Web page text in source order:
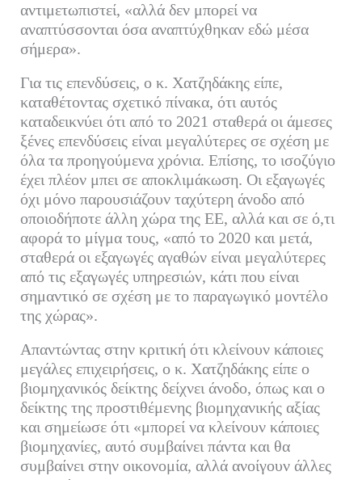
αντιμετωπιστεί, «αλλά δεν μπορεί να
αναπτύσσονται όσα αναπτύχθηκαν εδώ μέσα
σήμερα».
Για τις επενδύσεις, ο κ. Χατζηδάκης είπε,
καταθέτοντας σχετικό πίνακα, ότι αυτός
καταδεικνύει ότι από το 2021 σταθερά οι άμεσες
ξένες επενδύσεις είναι μεγαλύτερες σε σχέση με
όλα τα προηγούμενα χρόνια. Επίσης, το ισοζύγιο
έχει πλέον μπει σε αποκλιμάκωση. Οι εξαγωγές
όχι μόνο παρουσιάζουν ταχύτερη άνοδο από
οποιοδήποτε άλλη χώρα της ΕΕ, αλλά και σε ό,τι
αφορά το μίγμα τους, «από το 2020 και μετά,
σταθερά οι εξαγωγές αγαθών είναι μεγαλύτερες
από τις εξαγωγές υπηρεσιών, κάτι που είναι
σημαντικό σε σχέση με το παραγωγικό μοντέλο
της χώρας».
Απαντώντας στην κριτική ότι κλείνουν κάποιες
μεγάλες επιχειρήσεις, ο κ. Χατζηδάκης είπε ο
βιομηχανικός δείκτης δείχνει άνοδο, όπως και ο
δείκτης της προστιθέμενης βιομηχανικής αξίας
και σημείωσε ότι «μπορεί να κλείνουν κάποιες
βιομηχανίες, αυτό συμβαίνει πάντα και θα
συμβαίνει στην οικονομία, αλλά ανοίγουν άλλες